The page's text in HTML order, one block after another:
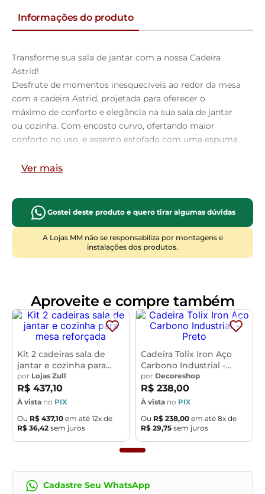
Informações do produto
Transforme sua sala de jantar com a nossa Cadeira
Astrid!
Desfrute de momentos inesquecíveis ao redor da mesa
com a cadeira Astrid, projetada para oferecer o
máximo de conforto e elegância na sua sala de jantar
ou cozinha. Com encosto curvo, ofertando maior
conforto no uso, e assento estofado com uma espuma
para longas refeições e conversas agradáveis. Além de
detalhe. Aproveite!
Dimensões da Cadeira (L x A x P)
44,2 x 83,8 x 44,7 cm
Altura do encosto: 21 cm
Características:
Estrutura fixa em aço carbono com pintura epóxi na
cor branco.
Encosto produzido em madeira compensada com
espuma D-28, 25mm.
Assento produzido em MDF com espuma D-33, 40mm.
Revestimento em Linho Palha com faixa Courino Café.
Produto entregue desmontado, acompanha manual de
montagem.
pequena variação de até 3 cm.
- A tonalidade do produto real poderá ter ligeira
Ver mais
Gostei deste produto e quero tirar algumas dúvidas
A Lojas MM não se responsabiliza por montagens e
instalações dos produtos.
Aproveite e compre também
Kit 2 cadeiras sala de
jantar e cozinha para
mesa reforçada
por Lojas Zull
R$ 437,10
À vista no PIX
Ou R$ 437,10 em até 12x de
R$ 36,42 sem juros
Cadeira Tolix Iron Aço
Carbono Industrial -
Preto
por Decoreshop
R$ 238,00
À vista no PIX
Ou R$ 238,00 em até 8x de
R$ 29,75 sem juros
Cadastre Seu WhatsApp